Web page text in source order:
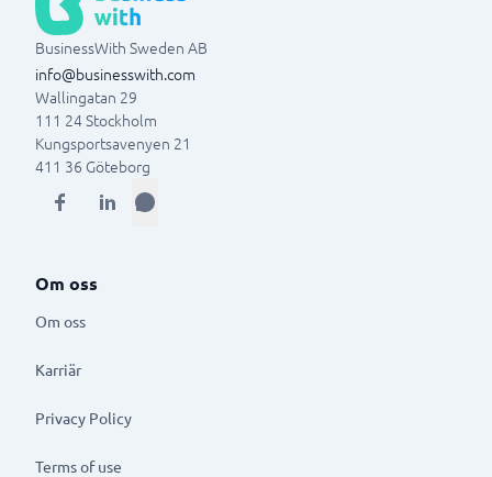
BusinessWith Sweden AB
info@businesswith.com
Wallingatan 29
111 24Stockholm
Kungsportsavenyen 21
411 36 Göteborg
Om oss
Om oss
Karriär
Privacy Policy
Terms of use